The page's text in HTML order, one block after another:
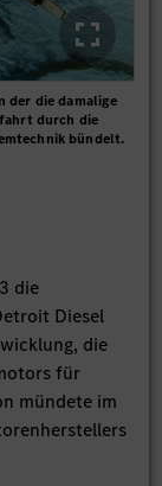
der die damalige
durch die
bündelt.
die
Diesel
die
für
mündete im